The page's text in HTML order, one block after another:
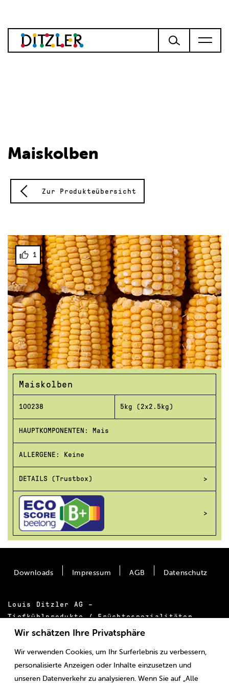
Wir schätzen Ihre Privatsphäre
Wir verwenden Cookies, um Ihr Surferlebnis zu verbessern,
personalisierte Anzeigen oder Inhalte einzusetzen und
unseren Datenverkehr zu analysieren. Wenn Sie auf „Alle
Maiskolben
Zur Produkteübersicht
1
Maiskolben
100238 5kg (2x2.5kg)
HAUPTKOMPONENTEN: Mais
ALLERGENE: Keine
DETAILS (Trustbox)
Louis Ditzler AG –
Tiefkühlprodukte / Früchtespezialitäten
Bäumlimattstrasse 20
Tel.:+41 61 855 55 00
E-Mail:info@ditzler.ch
Downloads Impressum AGB Datenschutz